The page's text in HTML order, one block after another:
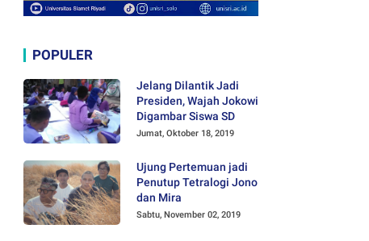
POPULER
Jelang Dilantik Jadi
Presiden, Wajah Jokowi
Digambar Siswa SD
Jumat, Oktober 18, 2019
Ujung Pertemuan jadi
Penutup Tetralogi Jono
dan Mira
Sabtu, November 02, 2019